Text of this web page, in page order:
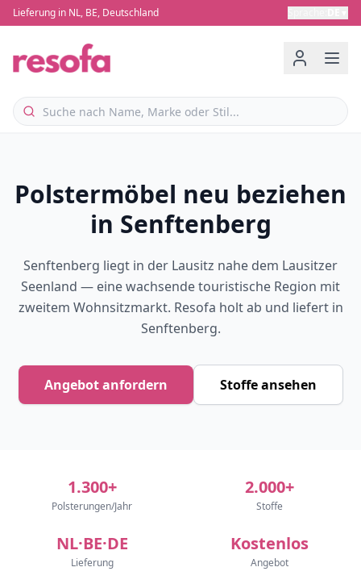
Lieferung in NL, BE, Deutschland
Polstermöbel neu beziehen
in Senftenberg
Senftenberg liegt in der Lausitz nahe dem Lausitzer
Seenland — eine wachsende touristische Region mit
zweitem Wohnsitzmarkt. Resofa holt ab und liefert in
Senftenberg.
Angebot anfordern Stoffe ansehen
1.300+
Polsterungen/Jahr
2.000+
Stoffe
NL·BE·DE
Lieferung
Kostenlos
Angebot